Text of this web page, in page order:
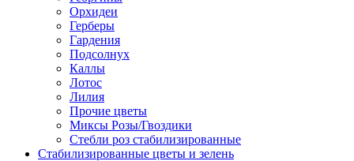
Орхидеи
Герберы
Гардения
Подсолнух
Каллы
Лотос
Лилия
Прочие цветы
Миксы Розы/Гвоздики
Стебли роз стабилизированные
Стабилизированные цветы и зелень